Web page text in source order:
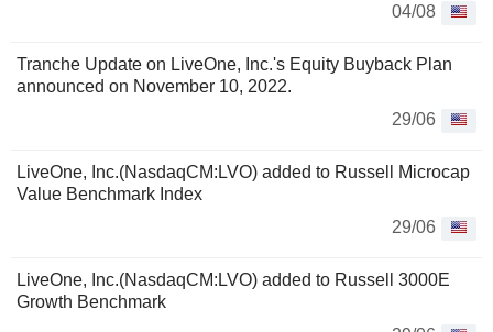
04/08
Tranche Update on LiveOne, Inc.'s Equity Buyback Plan
announced on November 10, 2022.
29/06
LiveOne, Inc.(NasdaqCM:LVO) added to Russell Microcap
Value Benchmark Index
29/06
LiveOne, Inc.(NasdaqCM:LVO) added to Russell 3000E
Growth Benchmark